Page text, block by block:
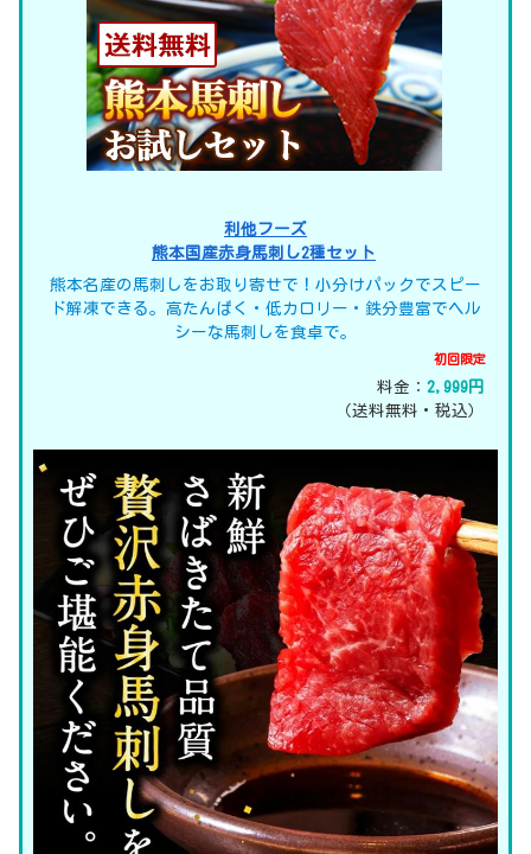
利他フーズ
熊本国産赤身馬刺し2種セット
熊本名産の馬刺しをお取り寄せで！小分けパックでスピー
ド解凍できる。高たんぱく・低カロリー・鉄分豊富でヘル
シーな馬刺しを食卓で。
初回限定
料金：2,999円
（送料無料・税込）